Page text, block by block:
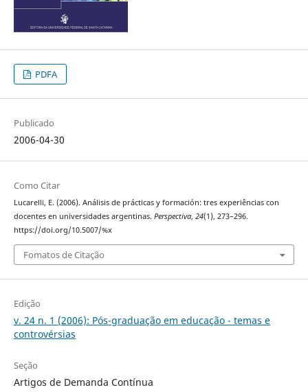
PDFA
Publicado
2006-04-30
Como Citar
Lucarelli, E. (2006). Análisis de prácticas y formación: tres experiências con
docentes en universidades argentinas. Perspectiva, 24(1), 273–296.
https://doi.org/10.5007/%x
Fomatos de Citação
Edição
v. 24 n. 1 (2006): Pós-graduação em educação - temas e
controvérsias
Seção
Artigos de Demanda Contínua